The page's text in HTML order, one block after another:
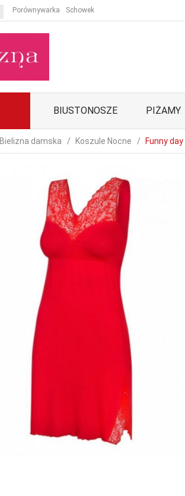
Porównywarka Schowek
BIUSTONOSZE PIŻAMY
Bielizna damska Koszule Nocne Funny